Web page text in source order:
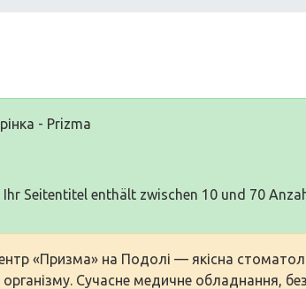
- Prizma
Ihr Seitentitel enthält zwischen 10 und 70
«Призма» на Подолі — якісна
організму. Сучасне медичне обладнання,